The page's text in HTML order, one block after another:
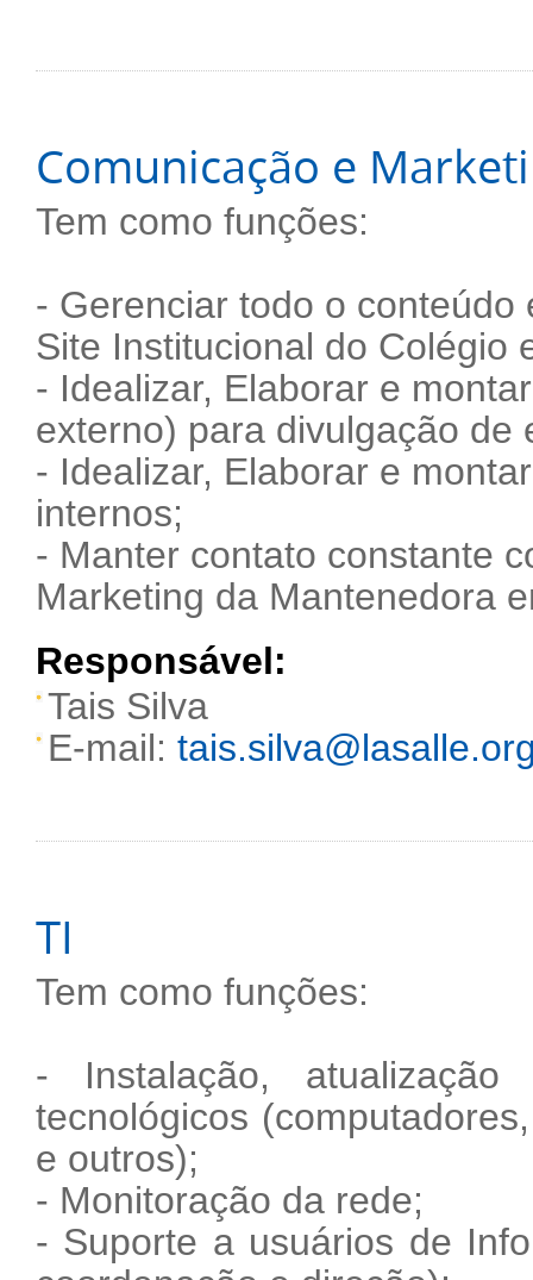
Comunicação e
Tem como funções:
- Gerenciar todo o
Site Institucional do Colégio
- Idealizar, Elaborar e
externo) para divulgação de
- Idealizar, Elaborar e
internos;
- Manter contato constante
Marketing da Mantenedora
Responsável:
Tais Silva
E-mail:
TI
Tem como funções:
- Instalação, atualização
tecnológicos
e outros);
- Monitoração da rede;
- Suporte a usuários de